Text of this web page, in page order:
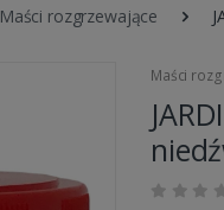
Maści rozgrzewające
Maści